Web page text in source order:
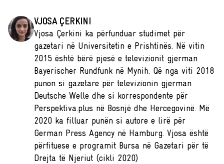
VJOSA ÇERKINI
Vjosa Çerkini ka përfunduar studimet për
gazetari në Universitetin e Prishtinës. Në vitin
2015 është bërë pjesë e televizionit gjerman
Bayerischer Rundfunk në Mynih. Që nga viti 2018
punon si gazetare për televizionin gjerman
Deutsche Welle dhe si korrespondente për
Perspektiva.plus në Bosnjë dhe Hercegovinë. Më
2020 ka filluar punën si autore e lirë për
German Press Agency në Hamburg. Vjosa është
përfituese e programit Bursa në Gazetari për të
Drejta të Njeriut (cikli 2020)